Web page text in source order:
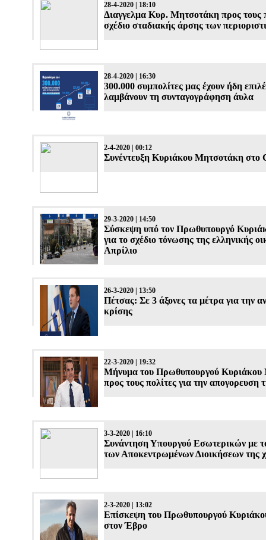
28-4-2020 | 18:10
Διαγγελμα Κυρ. Μητσοτάκη προς τους
σχέδιο σταδιακής άρσης των
28-4-2020 | 16:30
300.000 συμπολίτες μας έχουν ήδη
λαμβάνουν τη συνταγογράφηση άυλα
2-4-2020 | 00:12
Συνέντευξη Κυριάκου Μητσοτάκη στο
29-3-2020 | 14:50
Σύσκεψη υπό τον Πρωθυπουργό
για το σχέδιο τόνωσης της ελληνικής
Απρίλιο
26-3-2020 | 13:50
Πέτσας: Σε 3 άξονες τα μέτρα για την
κρίσης
22-3-2020 | 19:32
Μήνυμα του Πρωθυπουργού Κυριάκου
προς τους πολίτες για την απογορευση
3-3-2020 | 16:10
Συνάντηση Υπουργού Εσωτερικών με
των Αποκεντρωμένων Διοικήσεων της
2-3-2020 | 13:02
Επίσκεψη του Πρωθυπουργού
στον Έβρο